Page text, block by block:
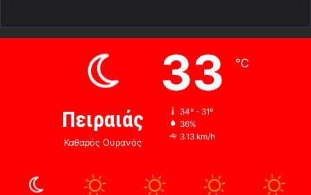
Πειραιάς
Καθαρός Ουρανός
33 ℃
34º - 31º
36%
3.13 km/h